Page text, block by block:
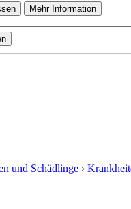
und Schädlinge ›